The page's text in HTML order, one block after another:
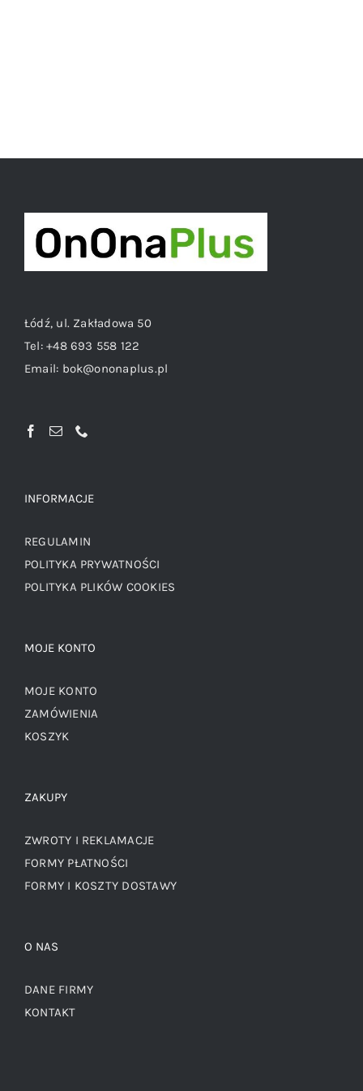
Łódź, ul. Zakładowa 50
Tel:+48 693 558 122
Email: bok@ononaplus.pl
INFORMACJE
REGULAMIN
POLITYKA PRYWATNOŚCI
POLITYKA PLIKÓW COOKIES
MOJE KONTO
MOJE KONTO
ZAMÓWIENIA
KOSZYK
ZAKUPY
ZWROTY I REKLAMACJE
FORMY PŁATNOŚCI
FORMY I KOSZTY DOSTAWY
O NAS
DANE FIRMY
KONTAKT